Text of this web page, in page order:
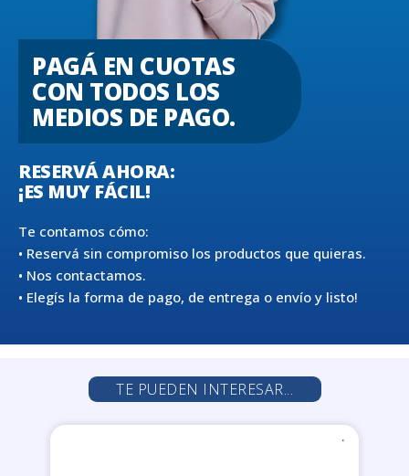
PAGÁ EN CUOTAS
CON TODOS LOS
MEDIOS DE PAGO.
RESERVÁ AHORA:
¡ES MUY FÁCIL!
Te contamos cómo:
• Reservá sin compromiso los productos que quieras.
• Nos contactamos.
• Elegís la forma de pago, de entrega o envío y listo!
TE PUEDEN INTERESAR...